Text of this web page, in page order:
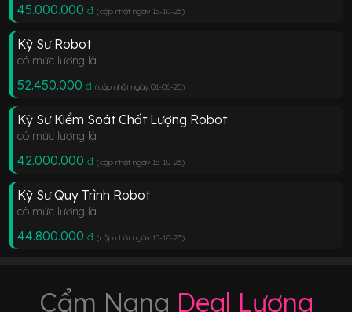
45.000.000 đ (cập nhật ngày 15-10-23)
Kỹ Sư Robot
có mức lương là
52.450.000 đ (cập nhật ngày 01-06-25)
Kỹ Sư Kiểm Soát Chất Lượng Robot
có mức lương là
42.000.000 đ (cập nhật ngày 15-10-23)
Kỹ Sư Quy Trình Robot
có mức lương là
44.800.000 đ (cập nhật ngày 15-10-23)
Cẩm Nang Deal Lương